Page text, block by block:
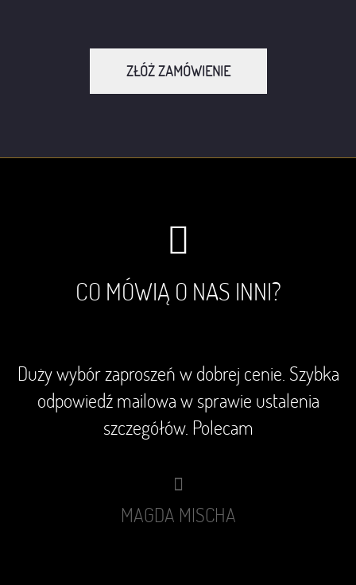
ZŁÓŻ ZAMÓWIENIE
CO MÓWIĄ O NAS INNI?
Duży wybór zaproszeń w dobrej cenie. Szybka
odpowiedź mailowa w sprawie ustalenia
szczegółów. Polecam
MAGDA MISCHA